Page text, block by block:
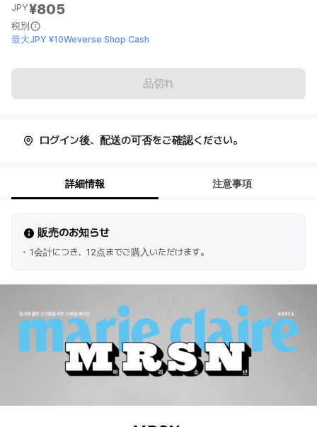
JPY¥805
税別
最大JPY ¥10Weverse Shop Cash
品切れ
ログイン後、配送の可否をご確認ください。
詳細情報 注意事項
販売のお知らせ
1会計につき、12点までご購入いただけます。